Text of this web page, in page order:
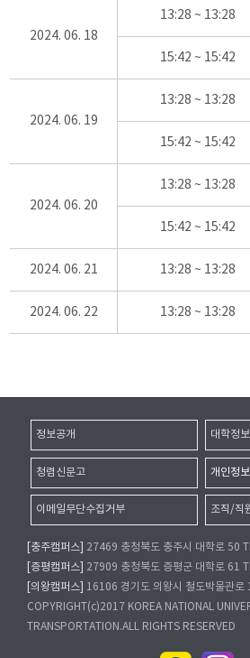
2024. 06. 18
13:28 ~ 13:28
15:42 ~ 15:42
2024. 06. 19
13:28 ~ 13:28
15:42 ~ 15:42
2024. 06. 20
13:28 ~ 13:28
15:42 ~ 15:42
2024. 06. 21 13:28 ~ 13:28
2024. 06. 22 13:28 ~ 13:28
정보공개 대학정보
청렴신문고 개인정
이메일무단수집거부 조직/직
[충주캠퍼스]
27469 충청북도 충주시 대학로 50
[증평캠퍼스]
27909 충청북도 증평군 대학로 61
[의왕캠퍼스]
16106 경기도 의왕시 철도박물관
COPYRIGHT(c)2017 KOREA NATIONAL
TRANSPORTATION.ALL RIGHTS RESERVED